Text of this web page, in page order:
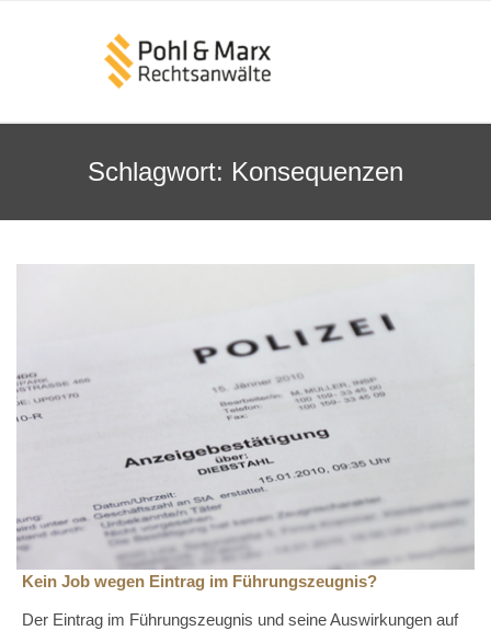
Schlagwort: Konsequenzen
Kein Job wegen Eintrag im Führungszeugnis?
Der Eintrag im Führungszeugnis und seine Auswirkungen auf